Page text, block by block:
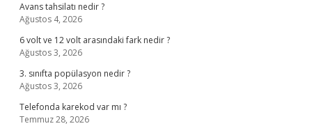
Avans tahsilatı nedir ?
Ağustos 4, 2026
6 volt ve 12 volt arasındaki fark nedir ?
Ağustos 3, 2026
3. sınıfta popülasyon nedir ?
Ağustos 3, 2026
Telefonda karekod var mı ?
Temmuz 28, 2026